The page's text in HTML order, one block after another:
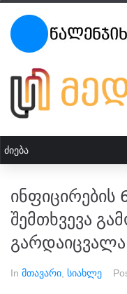
ინფიცირების
შემთხვევა
გარდაიცვალა
In მთავარი სიახლე